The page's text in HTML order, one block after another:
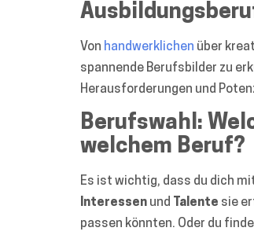
Von handwerklichen über
spannende Berufsbilder zu
Herausforderungen und
Berufswahl:
welchem Beruf?
Es ist wichtig, dass du dich
Interessen und Talente sie
passen könnten. Oder du